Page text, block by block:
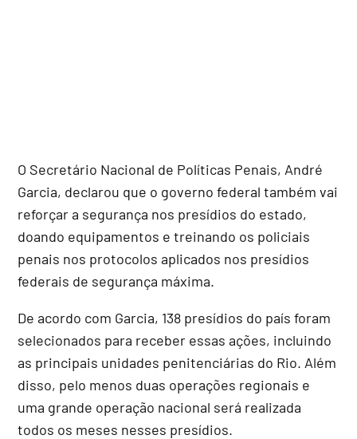
O Secretário Nacional de Políticas Penais, André
Garcia, declarou que o governo federal também vai
reforçar a segurança nos presídios do estado,
doando equipamentos e treinando os policiais
penais nos protocolos aplicados nos presídios
federais de segurança máxima.
De acordo com Garcia, 138 presídios do país foram
selecionados para receber essas ações, incluindo
as principais unidades penitenciárias do Rio. Além
disso, pelo menos duas operações regionais e
uma grande operação nacional será realizada
todos os meses nesses presídios.